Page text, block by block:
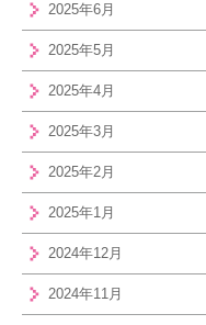
2025年6月
2025年5月
2025年4月
2025年3月
2025年2月
2025年1月
2024年12月
2024年11月